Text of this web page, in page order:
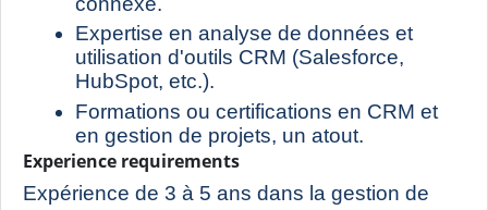
Expertise en analyse de données et
utilisation d'outils CRM (Salesforce,
HubSpot, etc.).
Formations ou certifications en CRM et
en gestion de projets, un atout.
Experience requirements
Expérience de 3 à 5 ans dans la gestion de